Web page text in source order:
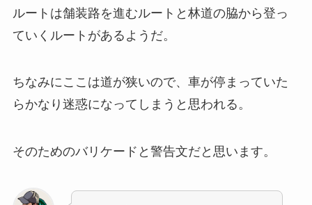
ルートは舗装路を進むルートと林道の脇から登っ
ていくルートがあるようだ。
ちなみにここは道が狭いので、車が停まっていた
らかなり迷惑になってしまうと思われる。
そのためのバリケードと警告文だと思います。